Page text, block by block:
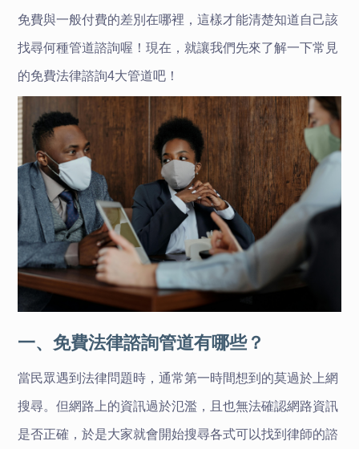
免費與一般付費的差別在哪裡，這樣才能清楚知道自己該
找尋何種管道諮詢喔！現在，就讓我們先來了解一下常見
的免費法律諮詢4大管道吧！
一、免費法律諮詢管道有哪些？
當民眾遇到法律問題時，通常第一時間想到的莫過於上網
搜尋。但網路上的資訊過於氾濫，且也無法確認網路資訊
是否正確 ，於是大家就會開始搜尋各式可以找到律師的諮